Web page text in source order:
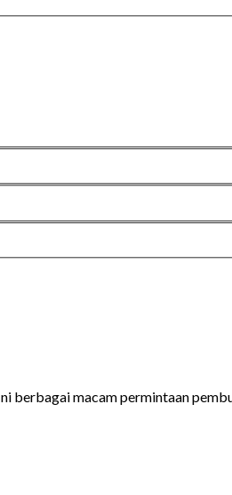
ni berbagai macam permintaan